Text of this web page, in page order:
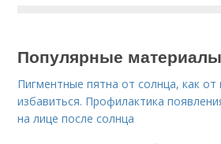
Популярные материалы
Пигментные пятна от солнца, как
избавиться. Профилактика
на лице после солнца